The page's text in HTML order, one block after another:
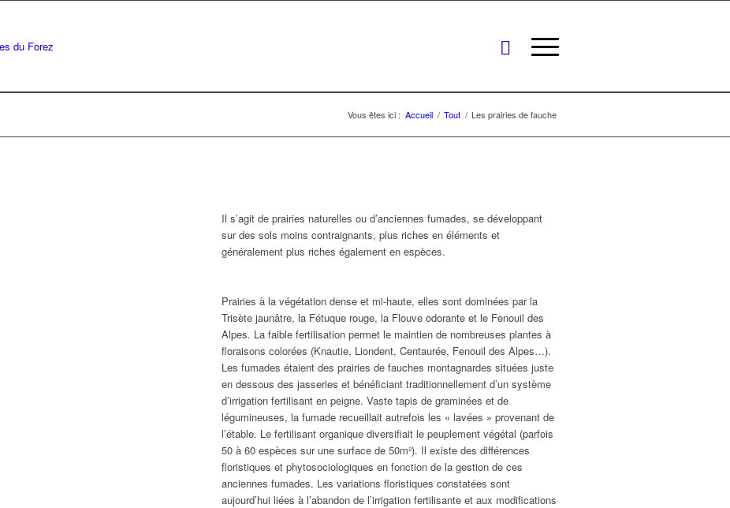
Vous êtes ici : Accueil / Tout / Les prairies de fauche
Il s’agit de prairies naturelles ou d’anciennes fumades, se développant
sur des sols moins contraignants, plus riches en éléments et
généralement plus riches également en espèces.
Prairies à la végétation dense et mi-haute, elles sont dominées par la
Trisète jaunâtre, la Fétuque rouge, la Flouve odorante et le Fenouil des
Alpes. La faible fertilisation permet le maintien de nombreuses plantes à
floraisons colorées (Knautie, Liondent, Centaurée, Fenouil des Alpes…).
Les fumades étaient des prairies de fauches montagnardes situées juste
en dessous des jasseries et bénéficiant traditionnellement d’un système
d’irrigation fertilisant en peigne. Vaste tapis de graminées et de
légumineuses, la fumade recueillait autrefois les « lavées » provenant de
l’étable. Le fertilisant organique diversifiait le peuplement végétal (parfois
50 à 60 espèces sur une surface de 50m²). Il existe des différences
floristiques et phytosociologiques en fonction de la gestion de ces
anciennes fumades. Les variations floristiques constatées sont
aujourd’hui liées à l’abandon de l’irrigation fertilisante et aux modifications